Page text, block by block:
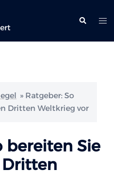
Suche
» Ratgeber: So
Dritten Weltkrieg vor
bereiten Sie